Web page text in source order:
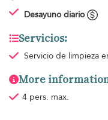
Desayuno diario
Servicios:
Servicio de limpieza
More
4 pers. max.